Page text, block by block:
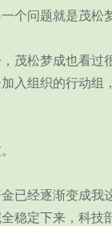
问题就是茂松梦
松梦成也看过
入组织的行动组
经逐渐变成我
稳定下来，科技